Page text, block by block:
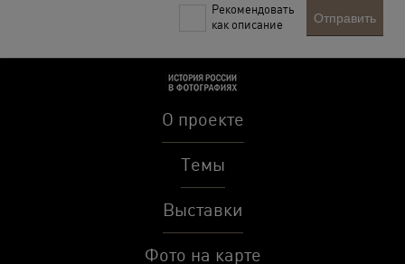
Рекомендовать
как описание
Отправить
О проекте
Темы
Выставки
Фото на карте